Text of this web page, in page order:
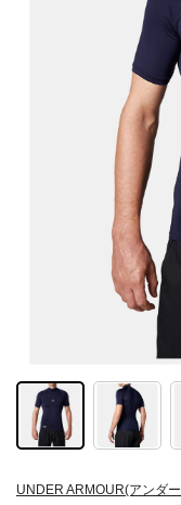
UNDER ARMOUR(アンダ